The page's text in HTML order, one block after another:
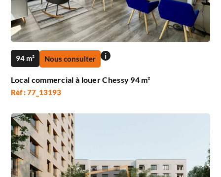
94 m² Nous consulter i
Local commercial à louer Chessy 94 m²
Réf : 77_13193